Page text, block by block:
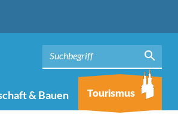
& Bauen Tourismus